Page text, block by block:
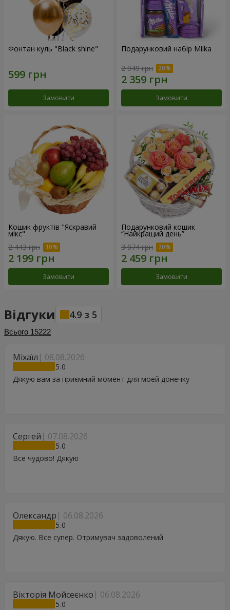
Фонтан куль "Black shine"
Замовити
Подарунковий набір Milka
2 949 грн
Замовити
Кошик фруктів "Яскравий
мікс"
2 443 грн
Замовити
Подарунковий кошик
“Найкращий день”
3 074 грн
Замовити
Відгуки 4.9 з 5
Всього 15222
Міхаїл 08.08.2026
5
Дякую вам за приємний момент для моей донечку
Сергей 07.08.2026
5
Все чудово! Дякую
Олександр 06.08.2026
5
Дякую. Все супер. Отримувач задоволений
Вікторія Мойсеєнко 06.08.2026
5